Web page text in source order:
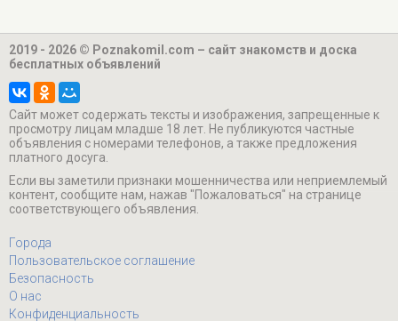
2019 - 2026 © Poznakomil.com – сайт знакомств и доска
бесплатных объявлений
Cайт может содержать тексты и изображения, запрещенные к
просмотру лицам младше 18 лет. Не публикуются частные
объявления с номерами телефонов, а также предложения
платного досуга.
Если вы заметили признаки мошенничества или неприемлемый
контент, сообщите нам, нажав "Пожаловаться" на странице
соответствующего объявления.
Города
Пользовательское соглашение
Безопасность
О нас
Конфиденциальность